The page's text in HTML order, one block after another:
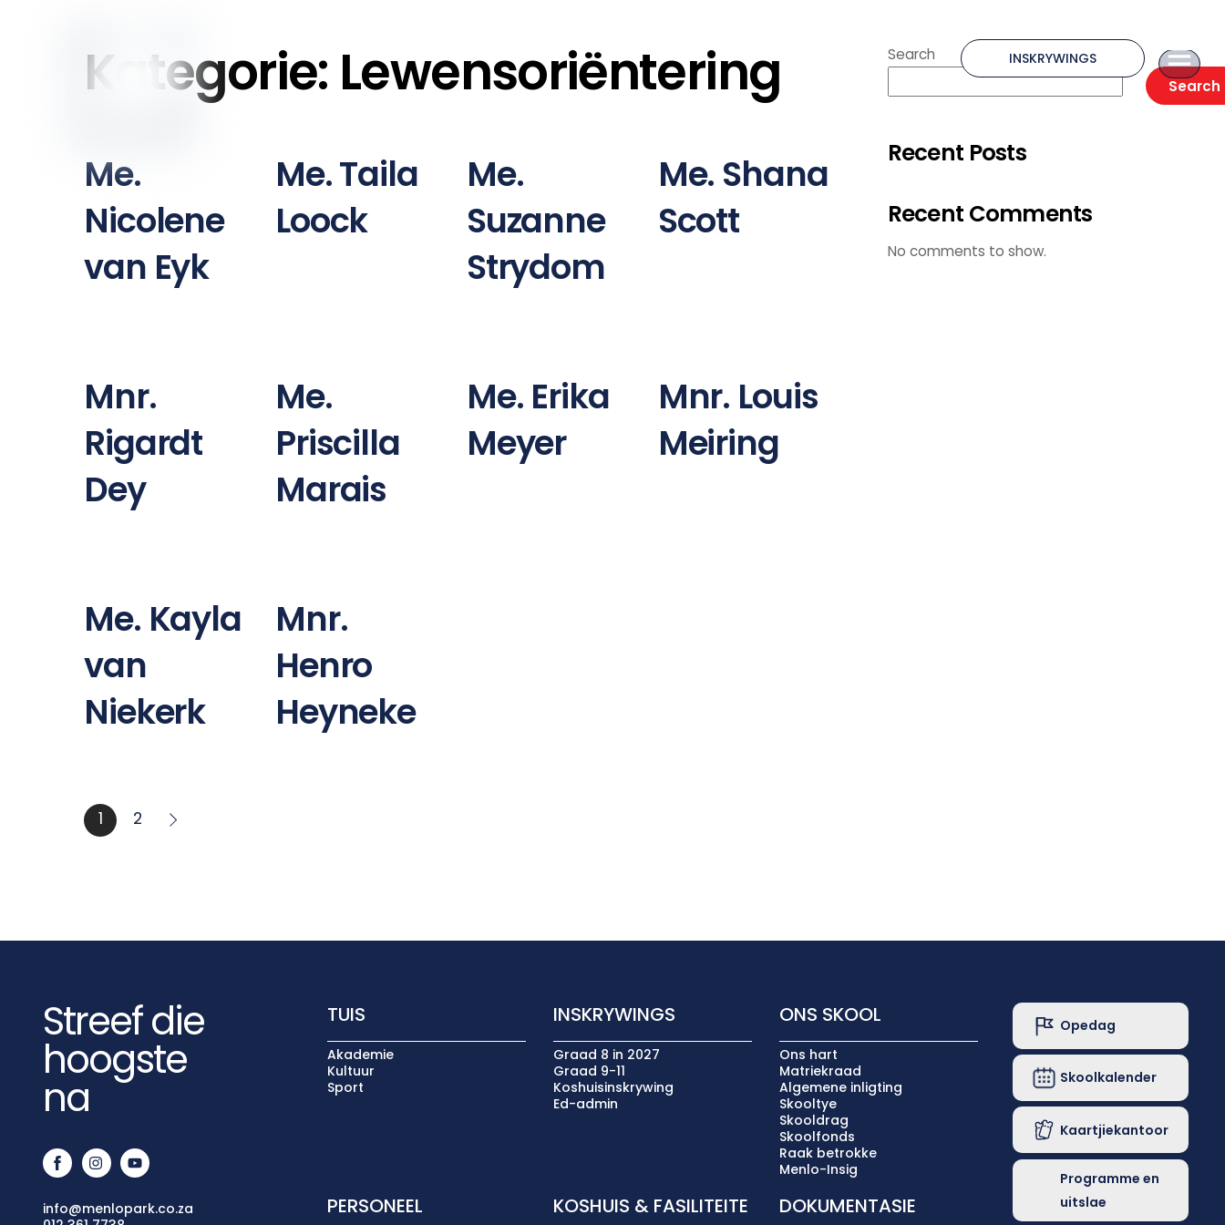
INSKRYWINGS
Kategorie: Lewensoriëntering
Me.
Nicolene
van Eyk
Me. Taila
Loock
Me.
Suzanne
Strydom
Me. Shana
Scott
Mnr.
Rigardt
Dey
Me.
Priscilla
Marais
Me. Erika
Meyer
Mnr. Louis
Meiring
Me. Kayla
van
Niekerk
Mnr.
Henro
Heyneke
1 2
Search
Search
Recent Posts
Recent Comments
No comments to show.
Streef die
hoogste
na
info@menlopark.co.za
TUIS
Akademie
Kultuur
Sport
INSKRYWINGS
Graad 8 in 2027
Graad 9-11
Koshuisinskrywing
Ed-admin
ONS SKOOL
Ons hart
Matriekraad
Algemene inligting
Skooltye
Skooldrag
Skoolfonds
Raak betrokke
Menlo-Insig
PERSONEEL KOSHUIS & FASILITEITE DOKUMENTASIE
Opedag
Skoolkalender
Kaartjiekantoor
Programme en
uitslae